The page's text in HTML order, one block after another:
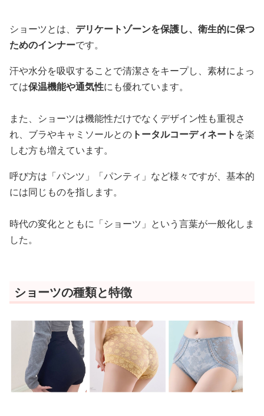
ショーツとは、 デリケートゾーンを保護し、衛生的に保つ
ためのインナーです。
汗や水分を吸収することで清潔さをキープし、素材によっ
ては保温機能や通気性にも優れています。
また、ショーツは機能性だけでなくデザイン性も重視さ
れ、ブラやキャミソールとの トータルコーディネート を楽
しむ方も増えています。
呼び方は「パンツ」「パンティ」など様々ですが、基本的
には同じものを指します。
時代の変化とともに「ショーツ」という言葉が一般化しま
した。
ショーツの種類と特徴